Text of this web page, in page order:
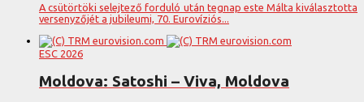
A csütörtöki selejtező forduló után tegnap este Málta kiválasztotta
versenyzőjét a jubileumi, 70. Eurovíziós...
ESC 2026
Moldova: Satoshi – Viva, Moldova